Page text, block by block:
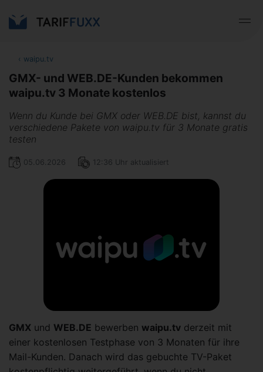
‹ waipu.tv
GMX- und WEB.DE-Kunden bekommen
waipu.tv 3 Monate kostenlos
Wenn du Kunde bei GMX oder WEB.DE bist, kannst du
verschiedene Pakete von waipu.tv für 3 Monate gratis
testen
05.06.2026 12:36 Uhr aktualisiert
GMX und WEB.DE bewerben waipu.tv derzeit mit
einer kostenlosen Testphase von 3 Monaten für ihre
Mail-Kunden. Danach wird das gebuchte TV-Paket